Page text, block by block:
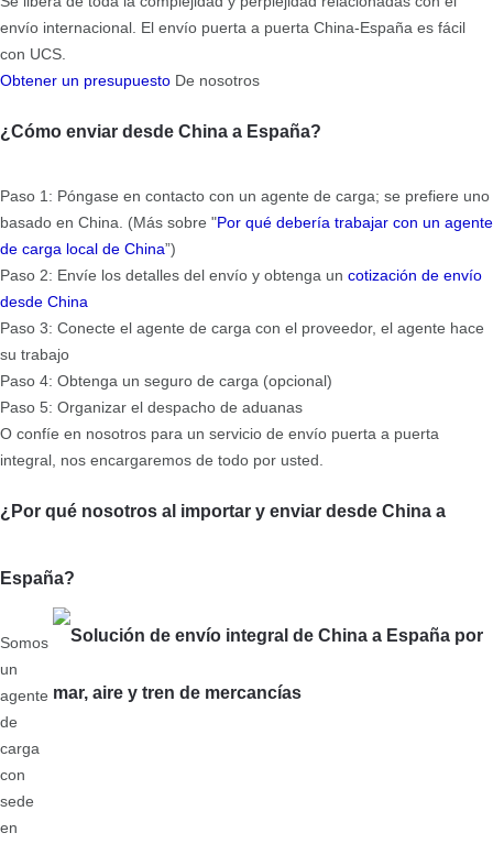
envío internacional. El envío puerta a puerta China-España es fácil
con UCS.
Obtener un presupuesto De nosotros
¿Cómo enviar desde China a España?
Paso 1: Póngase en contacto con un agente de carga; se prefiere uno
basado en China. (Más sobre "Por qué debería trabajar con un agente
de carga local de China”)
Paso 2: Envíe los detalles del envío y obtenga un cotización de envío
desde China
Paso 3: Conecte el agente de carga con el proveedor, el agente hace
su trabajo
Paso 4: Obtenga un seguro de carga (opcional)
Paso 5: Organizar el despacho de aduanas
O confíe en nosotros para un servicio de envío puerta a puerta
integral, nos encargaremos de todo por usted.
¿Por qué nosotros al importar y enviar desde China a
España?
Somos
un
agente
de
carga
con
sede
en